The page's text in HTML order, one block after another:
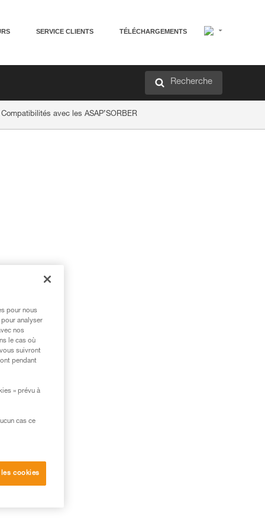
SERVICE CLIENTS TÉLÉCHARGEMENTS
Recherche
avec les ASAP’SORBER
pour nous
analyser
nos
le cas où
suivront
pendant
» prévu à
cas ce
cookies